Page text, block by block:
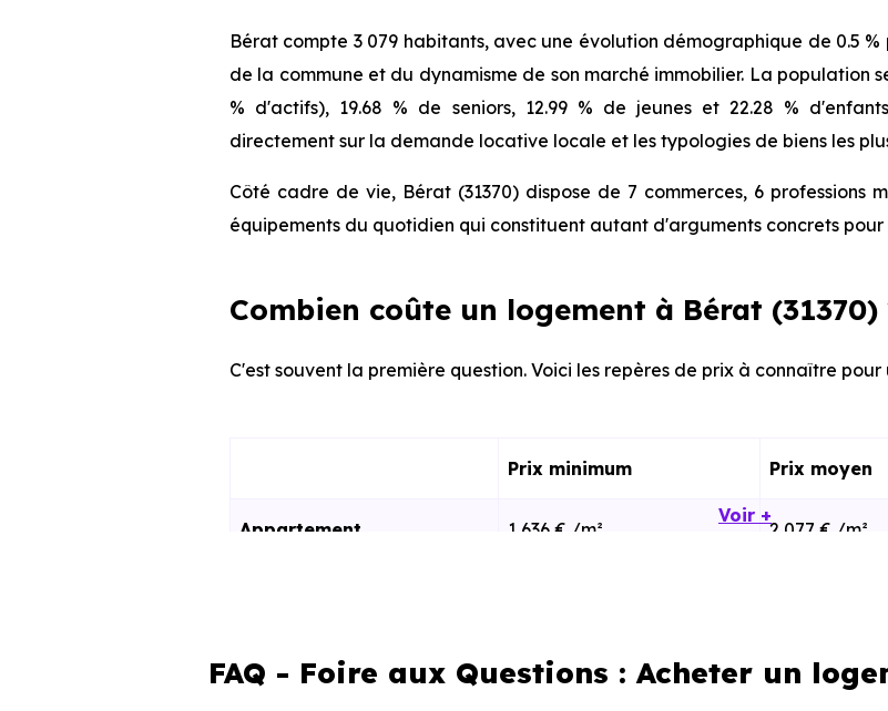
Bérat compte 3 079 habitants, avec une évolution démographique de 0.5
de la commune et du dynamisme de son marché immobilier. La population
% d'actifs), 19.68 % de seniors, 12.99 % de jeunes et 22.28 %
directement sur la demande locative locale et les typologies de biens les
Côté cadre de vie, Bérat (31370) dispose de 7 commerces, 6 professions
équipements du quotidien qui constituent autant d'arguments concrets
Combien coûte un logement à Bérat (31370)
C'est souvent la première question. Voici les repères de prix à connaître
Prix minimum Prix moyen
Appartement 1 636 € /m² 2 077 € /m²
Ces prix varient selon la localisation dans la commune, la surface,
Voir +
FAQ - Foire aux Questions : Acheter un